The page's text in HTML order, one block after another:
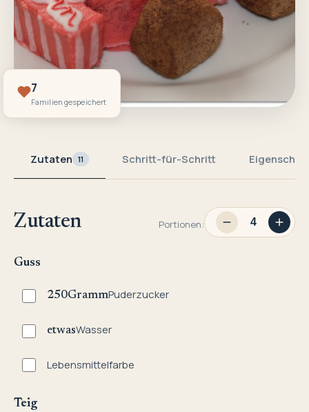
7
Familien gespeichert
Zutaten 11 Schritt-für-Schritt
Zutaten Portionen:
Guss
250GrammPuderzucker
etwasWasser
Lebensmittelfarbe
Teig